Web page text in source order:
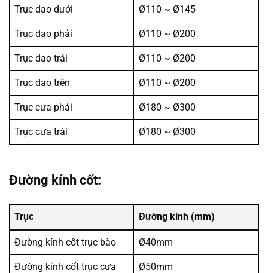
Trục dao dưới Ø110 ~ Ø145
Trục dao phải Ø110 ~ Ø200
Trục dao trái Ø110 ~ Ø200
Trục dao trên Ø110 ~ Ø200
Trục cưa phải Ø180 ~ Ø300
Trục cưa trái Ø180 ~ Ø300
Đường kính cốt:
Trục Đường kính (mm)
Đường kính cốt trục bào Ø40mm
Đường kính cốt trục cưa Ø50mm